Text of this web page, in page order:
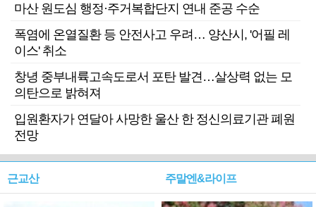
마산 원도심 행정·주거복합단지 연내 준공 수순
폭염에 온열질환 등 안전사고 우려… 양산시, '어필 레
이스' 취소
창녕 중부내륙고속도로서 포탄 발견…살상력 없는 모
의탄으로 밝혀져
입원환자가 연달아 사망한 울산 한 정신의료기관 폐원
전망
근교산 주말엔&라이프